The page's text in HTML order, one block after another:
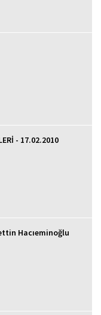
- 17.02.2010
Hacıeminoğlu